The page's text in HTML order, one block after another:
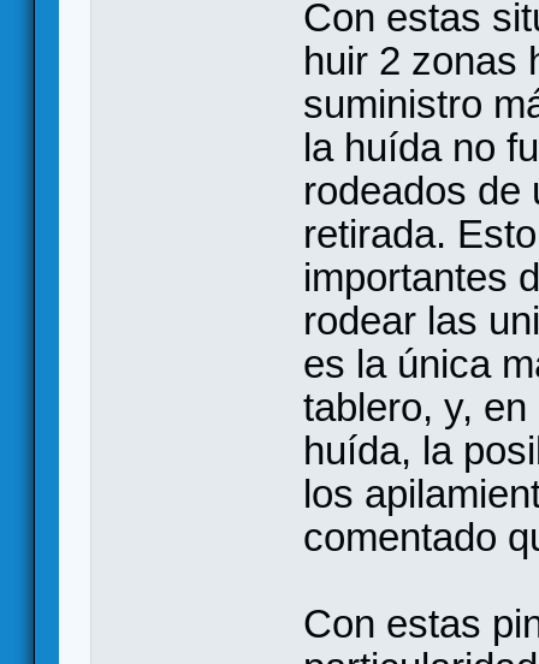
Con estas
huir 2 zonas
suministro
la huída no
rodeados de
retirada.
importantes
rodear las
es la única
tablero, y,
huída, la
los
comentado
Con estas